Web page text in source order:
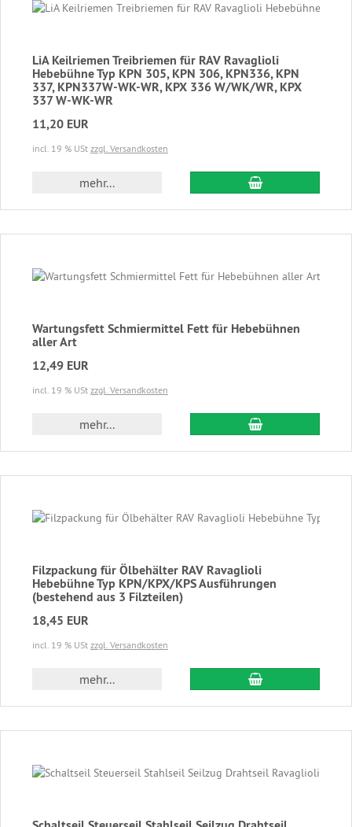
LiA Keilriemen Treibriemen für RAV Ravaglioli
Hebebühne Typ KPN 305, KPN 306, KPN336, KPN
337, KPN337W-WK-WR, KPX 336 W/WK/WR, KPX
337 W-WK-WR
11,20 EUR
incl. 19 % USt zzgl. Versandkosten
mehr... In den
Wartungsfett Schmiermittel Fett für Hebebühnen
aller Art
12,49 EUR
incl. 19 % USt zzgl. Versandkosten
mehr... In den
Filzpackung für Ölbehälter RAV Ravaglioli
Hebebühne Typ KPN/KPX/KPS Ausführungen
(bestehend aus 3 Filzteilen)
18,45 EUR
incl. 19 % USt zzgl. Versandkosten
mehr... In den